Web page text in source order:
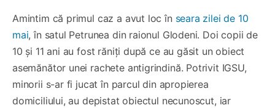
Amintim că primul caz a avut loc în seara zilei de 10
mai, în satul Petrunea din raionul Glodeni. Doi copii de
10 și 11 ani au fost răniți după ce au găsit un obiect
asemănător unei rachete antigrindină. Potrivit IGSU,
minorii s-ar fi jucat în parcul din apropierea
domiciliului, au depistat obiectul necunoscut, iar